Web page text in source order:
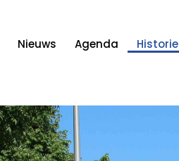
Nieuws Agenda Historie